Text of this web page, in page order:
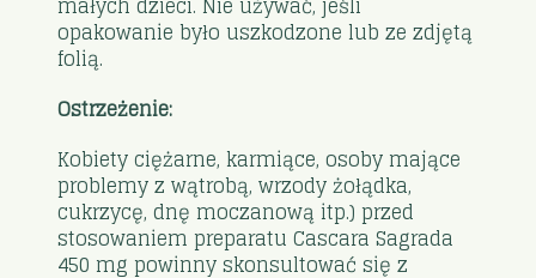
opakowanie było uszkodzone lub ze zdjętą
folią.
Ostrzeżenie:
Kobiety ciężarne, karmiące, osoby mające
problemy z wątrobą, wrzody żołądka,
cukrzycę, dnę moczanową itp.) przed
stosowaniem preparatu Cascara Sagrada
450 mg powinny skonsultować się z